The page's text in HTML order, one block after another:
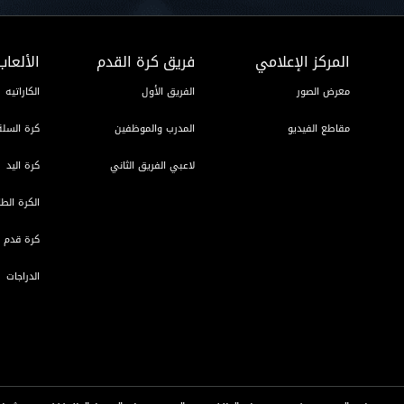
المركز الإعلامي
معرض الصور
مقاطع الفيديو
فريق كرة القدم
الفريق الأول
المدرب والموظفين
لاعبي الفريق الثاني
الكاراتيه
كرة
كرة اليد
الكرة
كرة قدم
الدراجات